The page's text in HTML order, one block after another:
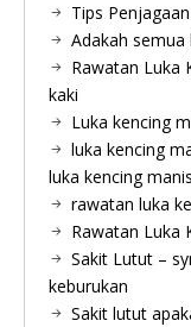
Tips
Adakah
Rawatan Luka
kaki
Luka kencing
luka kencing
luka kencing manis
rawatan luka
Rawatan Luka
Sakit Lutut –
keburukan
Sakit lutut